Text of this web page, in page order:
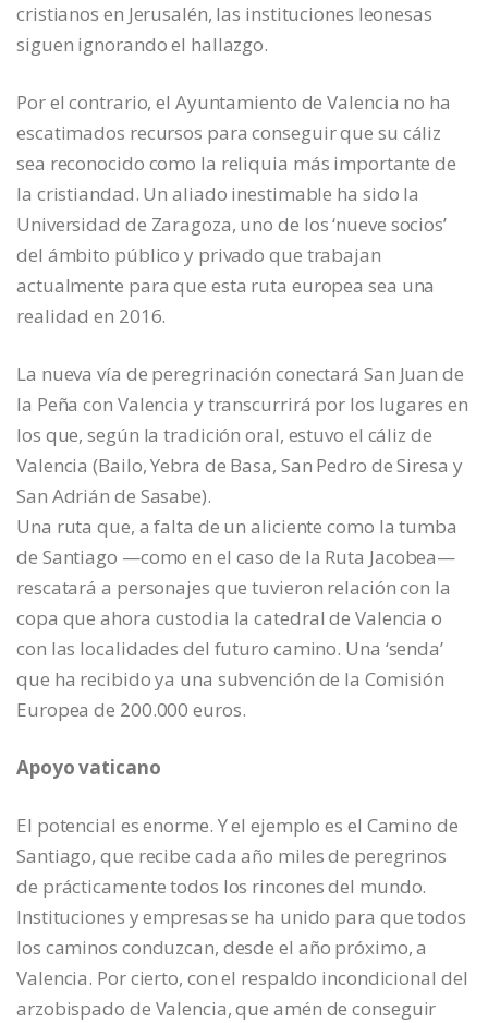
cristianos en Jerusalén, las instituciones leonesas
siguen ignorando el hallazgo.
Por el contrario, el Ayuntamiento de Valencia no ha
escatimados recursos para conseguir que su cáliz
sea reconocido como la reliquia más importante de
la cristiandad. Un aliado inestimable ha sido la
Universidad de Zaragoza, uno de los ‘nueve socios’
del ámbito público y privado que trabajan
actualmente para que esta ruta europea sea una
realidad en 2016.
La nueva vía de peregrinación conectará San Juan de
la Peña con Valencia y transcurrirá por los lugares en
los que, según la tradición oral, estuvo el cáliz de
Valencia (Bailo, Yebra de Basa, San Pedro de Siresa y
San Adrián de Sasabe).
Una ruta que, a falta de un aliciente como la tumba
de Santiago —como en el caso de la Ruta Jacobea—
rescatará a personajes que tuvieron relación con la
copa que ahora custodia la catedral de Valencia o
con las localidades del futuro camino. Una ‘senda’
que ha recibido ya una subvención de la Comisión
Europea de 200.000 euros.
Apoyo vaticano
El potencial es enorme. Y el ejemplo es el Camino de
Santiago, que recibe cada año miles de peregrinos
de prácticamente todos los rincones del mundo.
Instituciones y empresas se ha unido para que todos
los caminos conduzcan, desde el año próximo, a
Valencia. Por cierto, con el respaldo incondicional del
arzobispado de Valencia, que amén de conseguir